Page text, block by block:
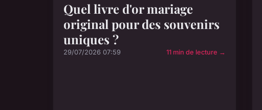
Quel livre d'or mariage
original pour des souvenirs
uniques ?
29/07/2026 07:59 11 min de lecture →